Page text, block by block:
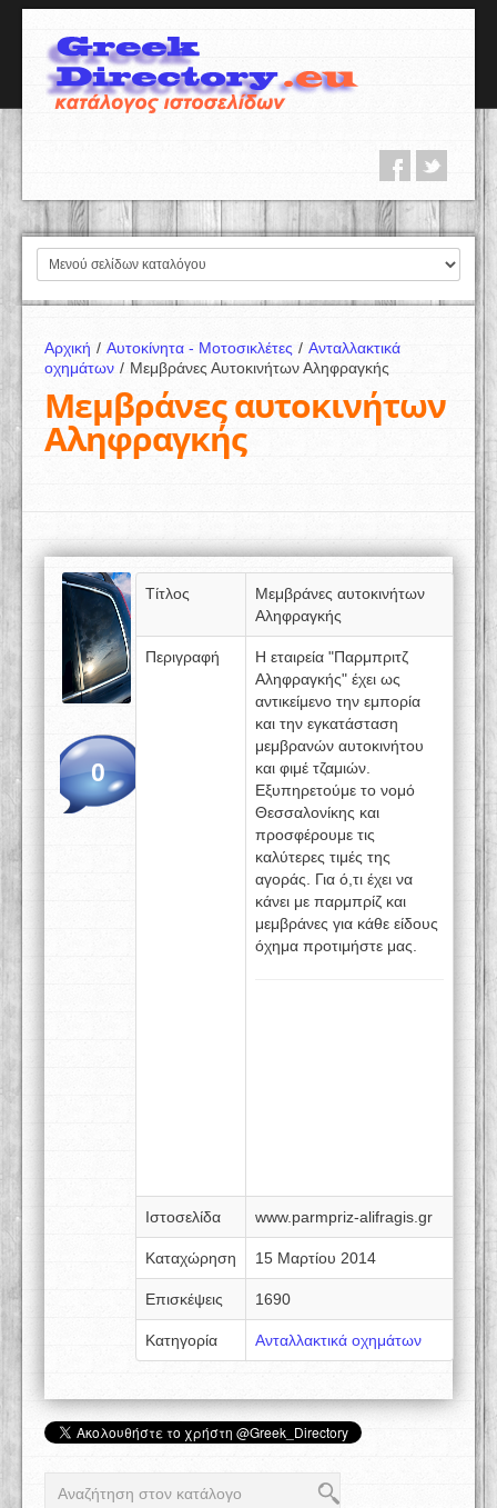
Αρχική / Αυτοκίνητα - Μοτοσικλέτες / Ανταλλακτικά
οχημάτων / Μεμβράνες Αυτοκινήτων Αληφραγκής
Μεμβράνες αυτοκινήτων
Αληφραγκής
0
Τίτλος
Μεμβράνες αυτοκινήτων
Αληφραγκής
Περιγραφή
Η εταιρεία "Παρμπριτζ
Αληφραγκής" έχει ως
αντικείμενο την εμπορία
και την εγκατάσταση
μεμβρανών αυτοκινήτου
και φιμέ τζαμιών.
Εξυπηρετούμε το νομό
Θεσσαλονίκης και
προσφέρουμε τις
καλύτερες τιμές της
αγοράς. Για ό,τι έχει να
κάνει με παρμπρίζ και
μεμβράνες για κάθε είδους
όχημα προτιμήστε μας.
Ιστοσελίδα www.parmpriz-alifragis.gr
Καταχώρηση 15 Μαρτίου 2014
Επισκέψεις 1690
Κατηγορία Ανταλλακτικά οχημάτων